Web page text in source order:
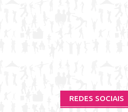
REDES SOCIAIS